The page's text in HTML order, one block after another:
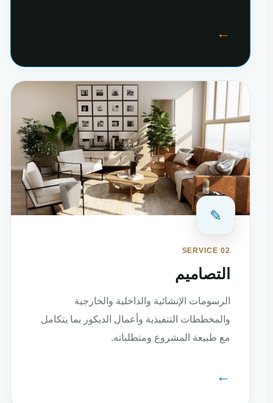
←
✎
SERVICE 02
التصاميم
الرسومات الإنشائية والداخلية والخارجية
والمخططات التنفيذية وأعمال الديكور بما يتكامل
مع طبيعة المشروع ومتطلباته.
←